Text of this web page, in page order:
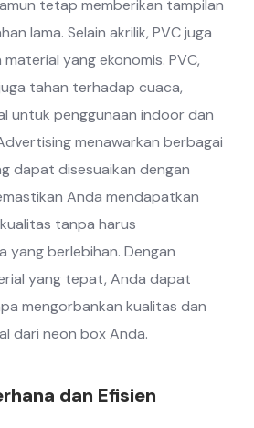
tetap memberikan tampilan
lama. Selain akrilik, PVC juga
yang ekonomis. PVC,
tahan terhadap cuaca,
untuk penggunaan indoor dan
menawarkan berbagai
dapat disesuaikan dengan
Anda mendapatkan
tanpa harus
yang berlebihan. Dengan
yang tepat, Anda dapat
mengorbankan kualitas dan
dari neon box Anda.
dan Efisien